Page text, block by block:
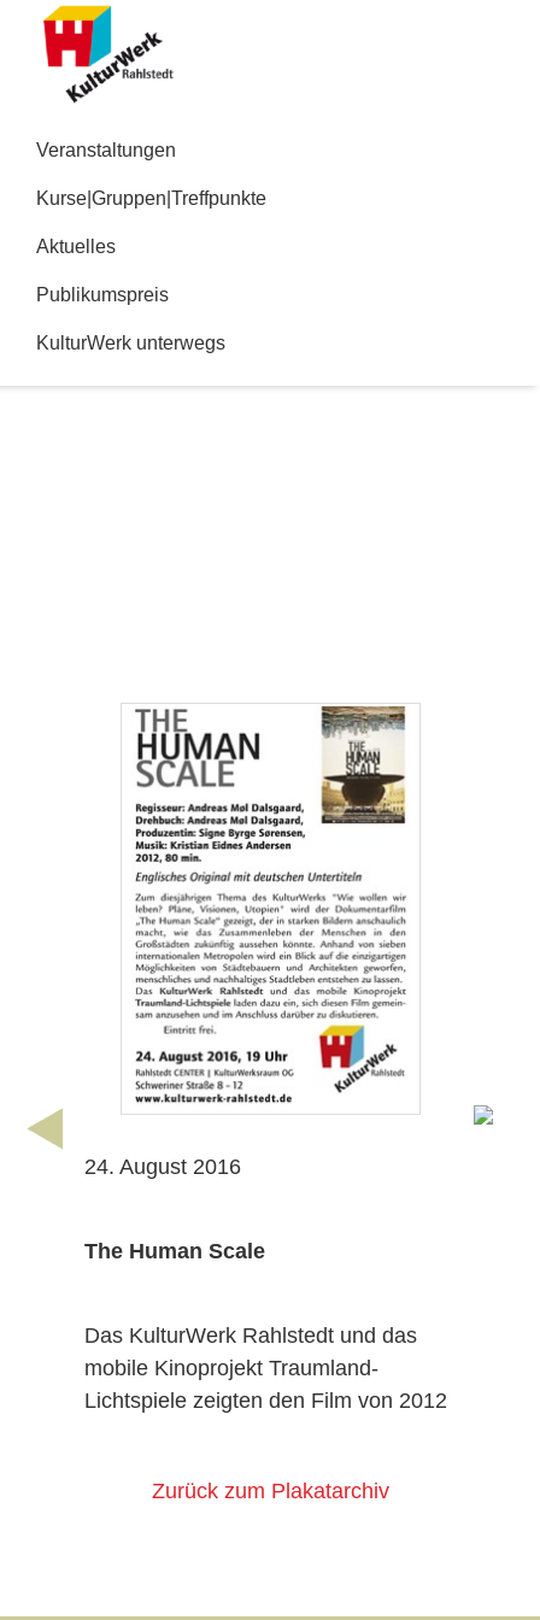
Hauptnavigation
springen
Inhalt
springen
Rahlstedt
Veranstaltungen
Kurse|Gruppen|Treffpunkte
Aktuelles
Publikumspreis
KulturWerk unterwegs
24. August 2016
The Human Scale
Das KulturWerk Rahlstedt und das
mobile Kinoprojekt Traumland-
Lichtspiele zeigten den Film von 2012
Zurück zum Plakatarchiv